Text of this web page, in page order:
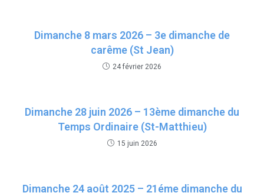
Dimanche 8 mars 2026 – 3e dimanche de
carême (St Jean)
24 février 2026
Dimanche 28 juin 2026 – 13ème dimanche du
Temps Ordinaire (St-Matthieu)
15 juin 2026
Dimanche 24 août 2025 – 21éme dimanche du